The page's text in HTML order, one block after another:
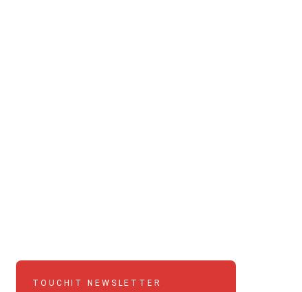
TOUCHIT NEWSLETTER